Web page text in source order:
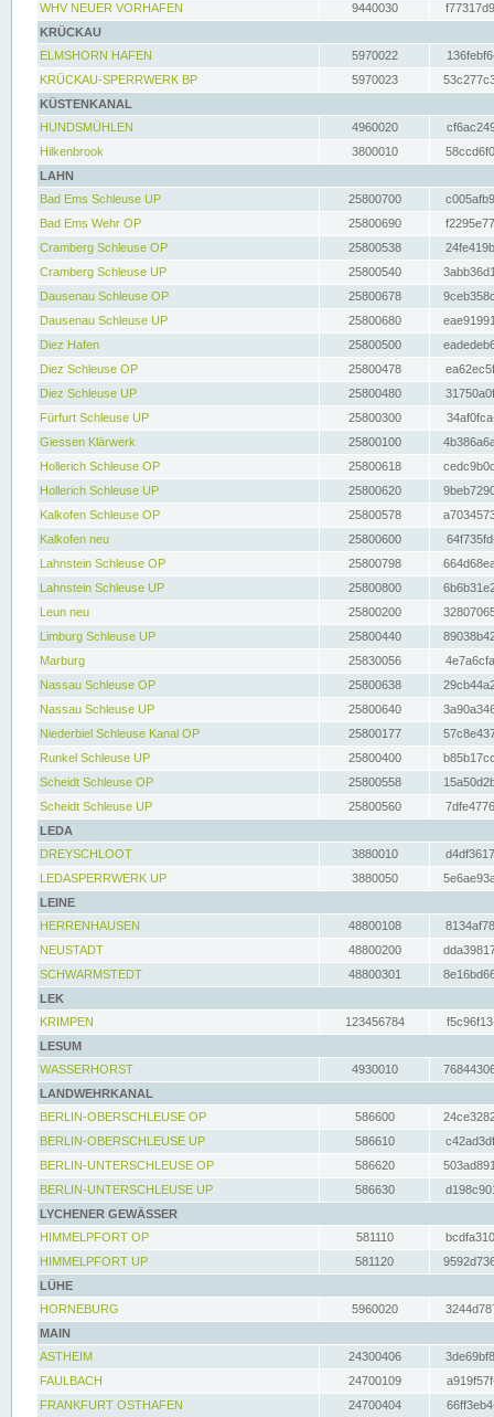
WHV NEUER VORHAFEN
9440030
KRÜCKAU
ELMSHORN HAFEN
5970022
KRÜCKAU-SPERRWERK BP
5970023
KÜSTENKANAL
HUNDSMÜHLEN
4960020
Hilkenbrook
3800010
LAHN
Bad Ems Schleuse UP
25800700
Bad Ems Wehr OP
25800690
Cramberg Schleuse OP
25800538
Cramberg Schleuse UP
25800540
Dausenau Schleuse OP
25800678
Dausenau Schleuse UP
25800680
Diez Hafen
25800500
Diez Schleuse OP
25800478
Diez Schleuse UP
25800480
Fürfurt Schleuse UP
25800300
Giessen Klärwerk
25800100
Hollerich Schleuse OP
25800618
Hollerich Schleuse UP
25800620
Kalkofen Schleuse OP
25800578
Kalkofen neu
25800600
Lahnstein Schleuse OP
25800798
Lahnstein Schleuse UP
25800800
Leun neu
25800200
Limburg Schleuse UP
25800440
Marburg
25830056
Nassau Schleuse OP
25800638
Nassau Schleuse UP
25800640
Niederbiel Schleuse Kanal OP
25800177
Runkel Schleuse UP
25800400
Scheidt Schleuse OP
25800558
Scheidt Schleuse UP
25800560
LEDA
DREYSCHLOOT
3880010
LEDASPERRWERK UP
3880050
LEINE
HERRENHAUSEN
48800108
NEUSTADT
48800200
SCHWARMSTEDT
48800301
LEK
KRIMPEN
123456784
LESUM
WASSERHORST
4930010
LANDWEHRKANAL
BERLIN-OBERSCHLEUSE OP
586600
BERLIN-OBERSCHLEUSE UP
586610
BERLIN-UNTERSCHLEUSE OP
586620
BERLIN-UNTERSCHLEUSE UP
586630
LYCHENER GEWÄSSER
HIMMELPFORT OP
581110
HIMMELPFORT UP
581120
LÜHE
HORNEBURG
5960020
MAIN
ASTHEIM
24300406
FAULBACH
24700109
FRANKFURT OSTHAFEN
24700404